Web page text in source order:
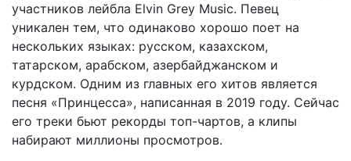
участников лейбла Elvin Grey Music. Певец
уникален тем, что одинаково хорошо поет на
нескольких языках: русском, казахском,
татарском, арабском, азербайджанском и
курдском. Одним из главных его хитов является
песня «Принцесса», написанная в 2019 году. Сейчас
его треки бьют рекорды топ-чартов, а клипы
набирают миллионы просмотров.